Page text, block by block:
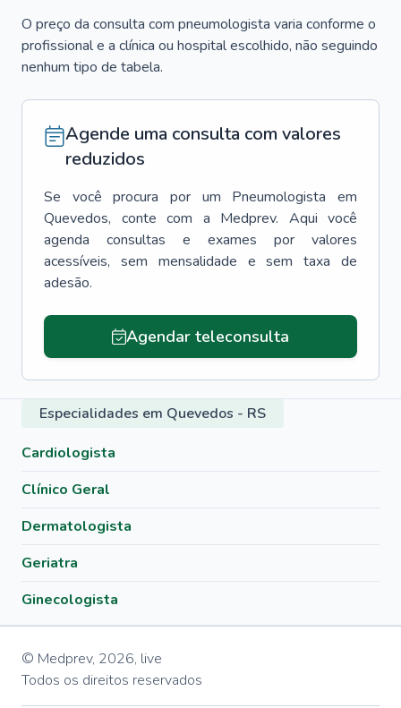
O preço da consulta com pneumologista varia conforme o
profissional e a clínica ou hospital escolhido, não seguindo
nenhum tipo de tabela.
Agende uma consulta com valores
reduzidos
Se você procura por um Pneumologista
em
Quevedos, conte com a Medprev. Aqui você
agenda consultas e exames por valores
acessíveis, sem mensalidade e sem taxa de
adesão.
Agendar teleconsulta
Especialidades em Quevedos - RS
Cardiologista
Clínico Geral
Dermatologista
Geriatra
Ginecologista
© Medprev, 2026, live
Todos os direitos reservados